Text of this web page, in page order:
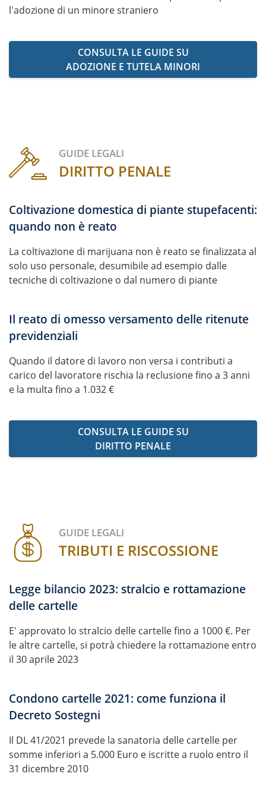
l'adozione di un minore straniero
CONSULTA LE GUIDE SU
ADOZIONE E TUTELA MINORI
GUIDE LEGALI
DIRITTO PENALE
Coltivazione domestica di piante stupefacenti:
quando non è reato
La coltivazione di marijuana non è reato se finalizzata al
solo uso personale, desumibile ad esempio dalle
tecniche di coltivazione o dal numero di piante
Il reato di omesso versamento delle ritenute
previdenziali
Quando il datore di lavoro non versa i contributi a
carico del lavoratore rischia la reclusione fino a 3 anni
e la multa fino a 1.032 €
CONSULTA LE GUIDE SU
DIRITTO PENALE
GUIDE LEGALI
TRIBUTI E RISCOSSIONE
Legge bilancio 2023: stralcio e rottamazione
delle cartelle
E' approvato lo stralcio delle cartelle fino a 1000 €. Per
le altre cartelle, si potrà chiedere la rottamazione entro
il 30 aprile 2023
Condono cartelle 2021: come funziona il
Decreto Sostegni
Il DL 41/2021 prevede la sanatoria delle cartelle per
somme inferiori a 5.000 Euro e iscritte a ruolo entro il
31 dicembre 2010